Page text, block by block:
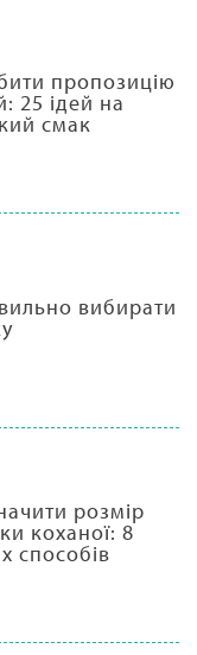
пропозицію
25 ідей на
смак
вибирати
розмір
коханої: 8
способів